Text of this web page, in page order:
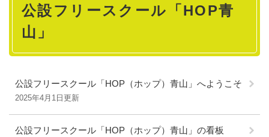
公設フリースクール「HOP青
山」
公設フリースクール「HOP（ホップ）青山」へようこそ
2025年4月1日更新
公設フリースクール「HOP（ホップ）青山」の看板